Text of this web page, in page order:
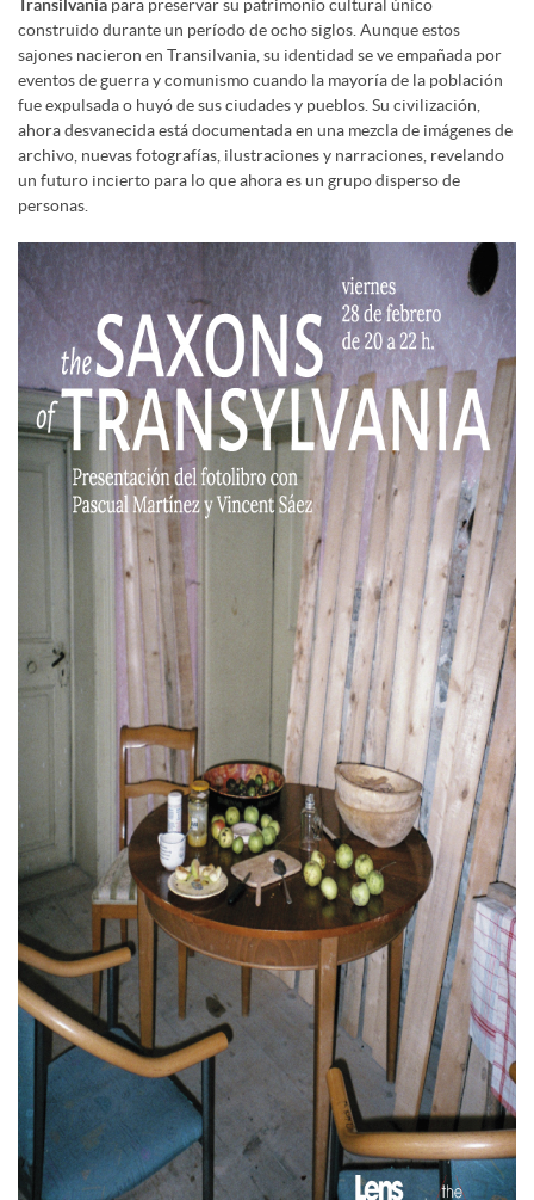
Transilvania para preservar su patrimonio cultural único
construido durante un período de ocho siglos. Aunque estos
sajones nacieron en Transilvania, su identidad se ve empañada por
eventos de guerra y comunismo cuando la mayoría de la población
fue expulsada o huyó de sus ciudades y pueblos. Su civilización,
ahora desvanecida está documentada en una mezcla de imágenes de
archivo, nuevas fotografías, ilustraciones y narraciones, revelando
un futuro incierto para lo que ahora es un grupo disperso de
personas.